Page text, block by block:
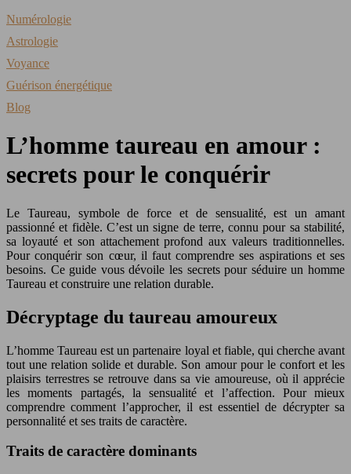
Numérologie
Astrologie
Voyance
Guérison énergétique
Blog
L’homme taureau en amour :
secrets pour le conquérir
Le Taureau, symbole de force et de sensualité, est un amant
passionné et fidèle. C’est un signe de terre, connu pour sa stabilité,
sa loyauté et son attachement profond aux valeurs traditionnelles.
Pour conquérir son cœur, il faut comprendre ses aspirations et ses
besoins. Ce guide vous dévoile les secrets pour séduire un homme
Taureau et construire une relation durable.
Décryptage du taureau amoureux
L’homme Taureau est un partenaire loyal et fiable, qui cherche avant
tout une relation solide et durable. Son amour pour le confort et les
plaisirs terrestres se retrouve dans sa vie amoureuse, où il apprécie
les moments partagés, la sensualité et l’affection. Pour mieux
comprendre comment l’approcher, il est essentiel de décrypter sa
personnalité et ses traits de caractère.
Traits de caractère dominants